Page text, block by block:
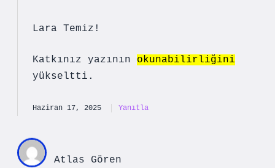
Lara Temiz!
Katkınız yazının okunabilirliğini
yükseltti.
Haziran 17, 2025 Yanıtla
Atlas Gören